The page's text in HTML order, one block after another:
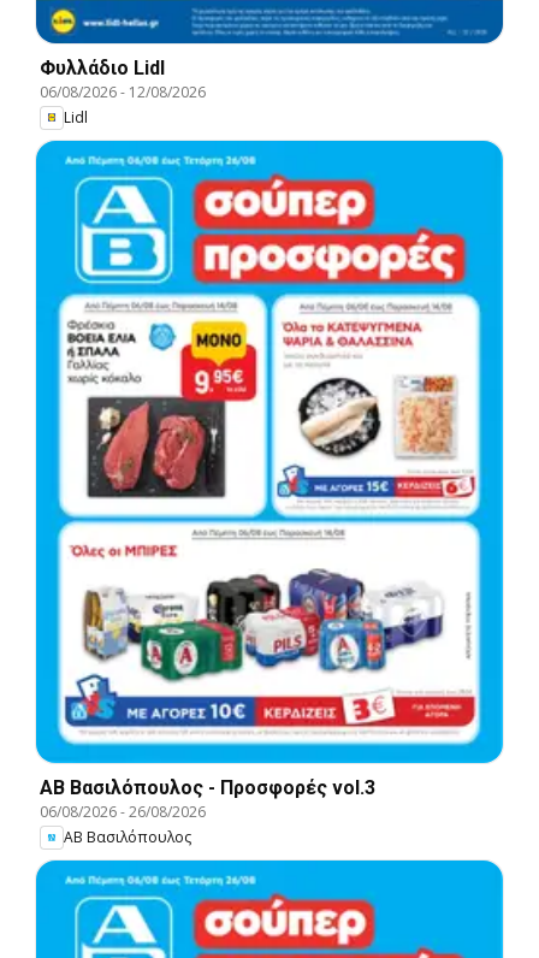
Φυλλάδιο Lidl
06/08/2026- 12/08/2026
Lidl
ΑΒ Βασιλόπουλος - Προσφορές vol.3
06/08/2026-26/08/2026
ΑΒ Βασιλόπουλος